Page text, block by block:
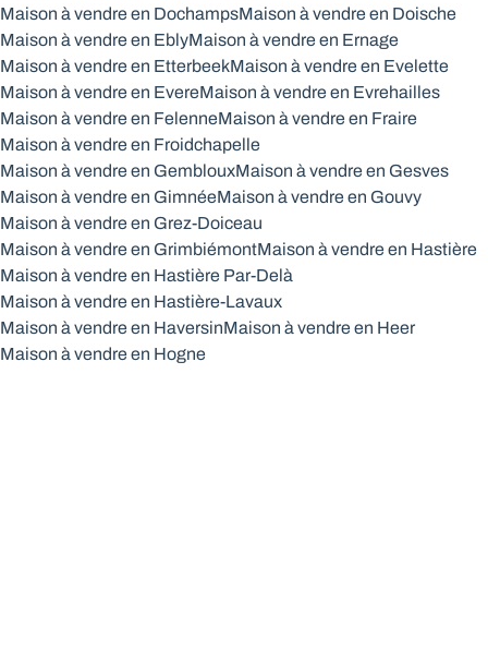
Maison à vendre en DochampsMaison à vendre en Doische
Maison à vendre en EblyMaison à vendre en Ernage
Maison à vendre en EtterbeekMaison à vendre en Evelette
Maison à vendre en EvereMaison à vendre en Evrehailles
Maison à vendre en FelenneMaison à vendre en Fraire
Maison à vendre en Froidchapelle
Maison à vendre en GemblouxMaison à vendre en Gesves
Maison à vendre en GimnéeMaison à vendre en Gouvy
Maison à vendre en Grez-Doiceau
Maison à vendre en GrimbiémontMaison à vendre en Hastière
Maison à vendre en Hastière Par-Delà
Maison à vendre en Hastière-Lavaux
Maison à vendre en HaversinMaison à vendre en Heer
Maison à vendre en Hogne